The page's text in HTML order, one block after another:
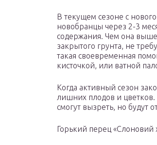
В текущем сезоне с
новобранцы через 2-3
содержания. Чем она
закрытого грунта, не
такая своевременная
кисточкой, или ватной
Когда активный сезон
лишних плодов и
смогут вызреть, но будут
Горький перец «Слоновий